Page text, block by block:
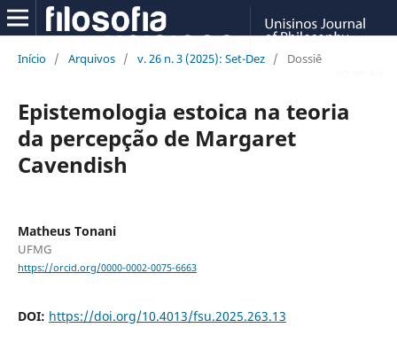
Início / Arquivos / v. 26 n. 3 (2025): Set-Dez / Dossiê
Epistemologia estoica na teoria
da percepção de Margaret
Cavendish
Matheus Tonani
UFMG
https://orcid.org/0000-0002-0075-6663
DOI: https://doi.org/10.4013/fsu.2025.263.13